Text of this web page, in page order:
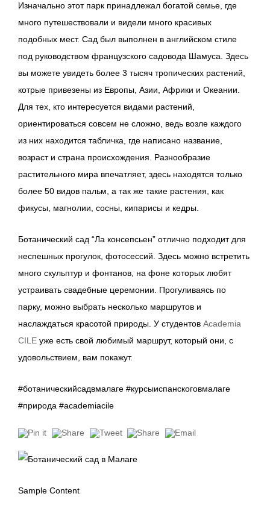
Изначально этот парк принадлежал богатой семье, где
много путешествовали и видели много красивых
подобных мест. Сад был выполнен в английском стиле
под руководством французского садовода Шамуса. Здесь
вы можете увидеть более 3 тысяч тропических растений,
котрые привезены из Европы, Азии, Африки и Океании.
Для тех, кто интересуется видами растений,
ориентироваться совсем не сложно, ведь возле каждого
из них находится табличка, где написано название,
возраст и страна происхождения. Разнообразие
растительного мира впечатляет, здесь находятся только
более 50 видов пальм, а так же такие растения, как
фикусы, магнолии, сосны, кипарисы и кедры.
Ботанический сад “Ла консепсьен” отлично подходит для
неспешных прогулок, фотосессий. Здесь можно встретить
много скульптур и фонтанов, на фоне которых любят
устраивать свадебные церемонии. Прогуливаясь по
парку, можно выбрать несколько маршрутов и
наслаждаться красотой природы. У студентов Academia
CILE уже есть свой любимый маршрут, который они, с
удовольствием, вам покажут.
#ботаническийсадвмалаге #курсыиспанскоговмалаге
#природа #academiacile
Sample Content